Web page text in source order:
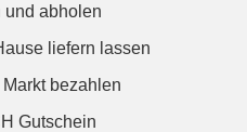
und abholen
liefern lassen
bezahlen
Gutschein